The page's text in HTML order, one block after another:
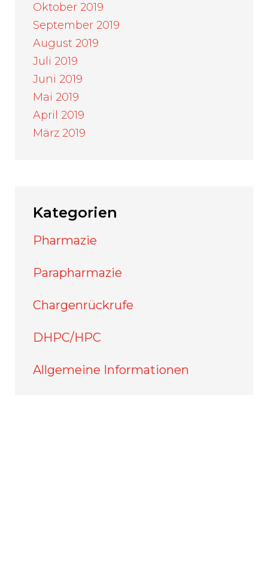
Oktober 2019
September 2019
August 2019
Juli 2019
Juni 2019
Mai 2019
April 2019
März 2019
Kategorien
Pharmazie
Parapharmazie
Chargenrückrufe
DHPC/HPC
Allgemeine Informationen